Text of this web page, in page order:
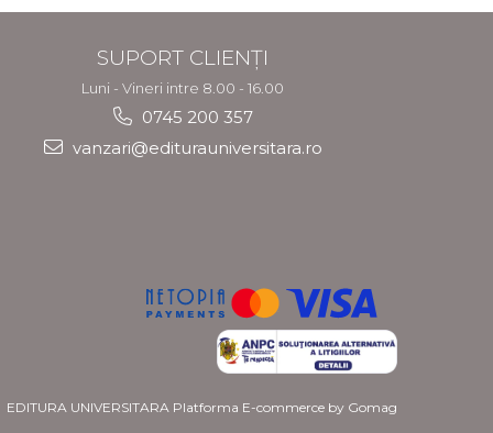
SUPORT CLIENȚI
Luni - Vineri intre 8.00 - 16.00
0745 200 357
vanzari@editurauniversitara.ro
EDITURA UNIVERSITARA Platforma E-commerce by Gomag